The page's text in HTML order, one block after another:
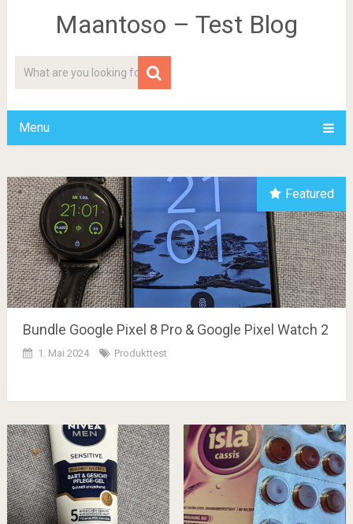
Maantoso – Test Blog
Menu
Featured
Bundle Google Pixel 8 Pro & Google Pixel Watch 2
1. Mai 2024 Produkttest